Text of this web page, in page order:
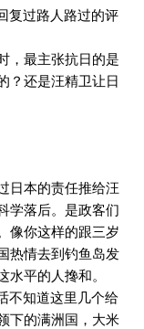
复过路人路过的评
，最主张抗日的是
？还是汪精卫让日
日本的责任推给汪
学落后。是政客们
像你这样的跟三岁
热情去到钓鱼岛发
平的人搀和。
不知道这里几个给
下的满洲国，大米